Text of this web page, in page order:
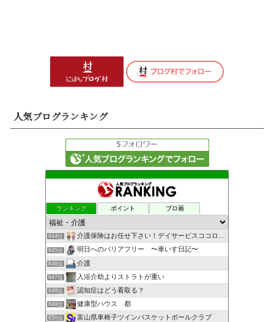
人気ブログランキング
ランキング ポイント ブロ画
644位 介護保険はお任せ下さい！デイサービスココロステッキです！
645位 明日へのバリアフリー 〜車いす日記〜
646位 介護
647位 入浴介助よりストラトが重い
648位 認知症はどう看取る？
649位 健康型ハウス 都
650位 富山県車椅子ツインバスケットボールクラブ